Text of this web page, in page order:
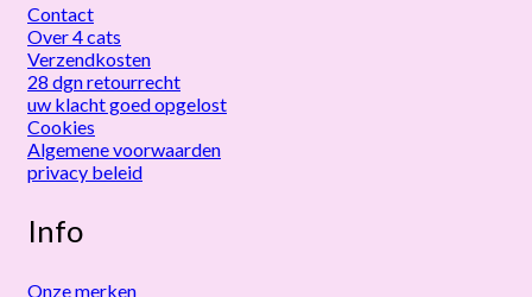
Contact
Over 4 cats
Verzendkosten
28 dgn retourrecht
uw klacht goed opgelost
Cookies
Algemene voorwaarden
privacy beleid
Info
Onze merken